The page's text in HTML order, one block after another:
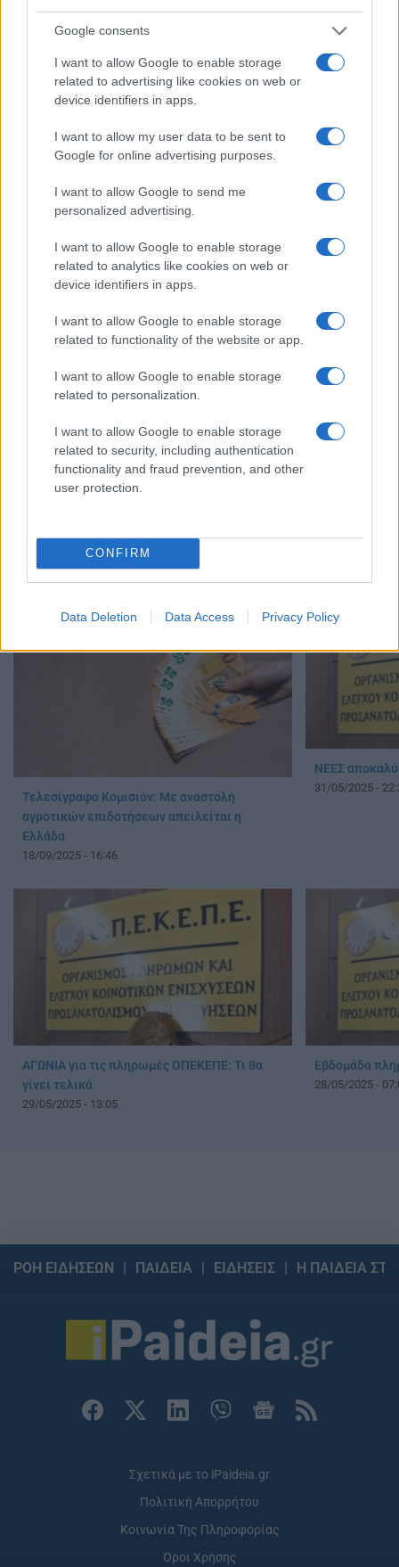
Google consents
I want to allow Google to enable storage
related to advertising like cookies on web or
device identifiers in apps.
I want to allow my user data to be sent to
Google for online advertising purposes.
I want to allow Google to send me
personalized advertising.
I want to allow Google to enable storage
related to analytics like cookies on web or
device identifiers in apps.
I want to allow Google to enable storage
related to functionality of the website or app.
I want to allow Google to enable storage
related to personalization.
I want to allow Google to enable storage
related to security, including authentication
functionality and fraud prevention, and other
user protection.
CONFIRM
Data Deletion Data Access Privacy Policy
Στην Κατηγορία: ΕΙΔΗΣΕΙΣ
ΑΓΡΟΤΕΣ
ΔΙΑΒΑΣΤΕ ΑΚΟΜΑ
δρόμους κλείνουν, η λίστα
08/01/2026 - 10:16
11/12/2025 -
Τελεσίγραφο Κομισιόν: Με αναστολή
αγροτικών επιδοτήσεων απειλείται η
Ελλάδα
18/09/2025 - 16:46
ΝΕΕΣ
31/05/2025 -
ΑΓΩΝΙΑ για τις πληρωμές ΟΠΕΚΕΠΕ: Τι θα
γίνει τελικά
29/05/2025 - 13:05
Εβδομάδα
28/05/2025 -
ΡΟΗ ΕΙΔΗΣΕΩΝ ΠΑΙΔΕΙΑ ΕΙΔΗΣΕΙΣ Η ΠΑΙΔΕΙΑ
Σχετικά με το iPaideia.gr
Πολιτική Απορρήτου
Κοινωνία Της Πληροφορίας
Όροι Χρήσης